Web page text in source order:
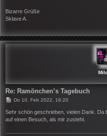
Bizarre Grüße
Sklave A.
Re: Ramönchen’s Tagebuch
B
i
t
r
g
Do 10. Feb 2022, 18:20
Sehr schön geschrieben, vielen Dank.
auf einen Besuch, als mir zusteht.